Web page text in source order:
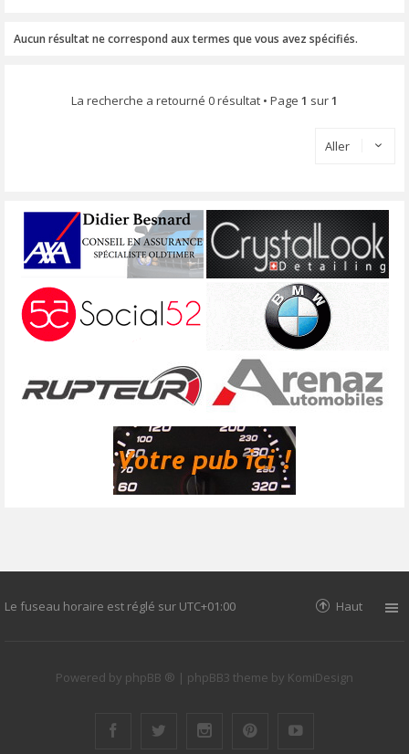
Aucun résultat ne correspond aux termes que vous avez spécifiés.
La recherche a retourné 0 résultat • Page 1 sur1
Aller
Le fuseau horaire est réglé sur UTC+01:00 Haut
Powered by phpBB ® | phpBB3 theme by KomiDesign